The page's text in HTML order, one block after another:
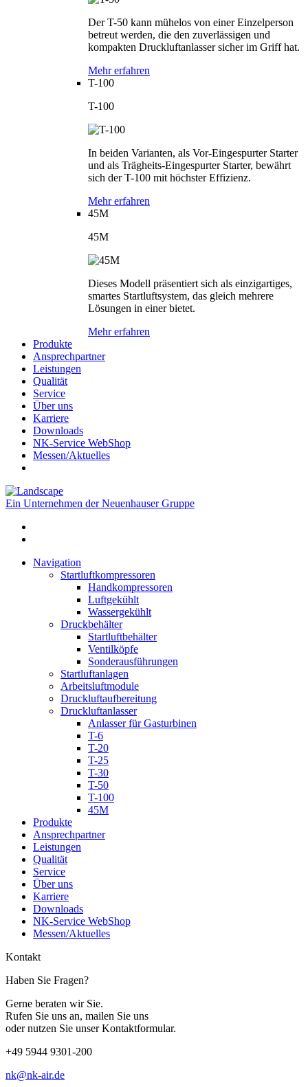
Der T-50 kann mühelos von einer Einzelperson
betreut werden, die den zuverlässigen und
kompakten Druckluftanlasser sicher im Griff hat.
Mehr erfahren
T-100
T-100
In beiden Varianten, als Vor-Eingespurter Starter
und als Trägheits-Eingespurter Starter, bewährt
sich der T-100 mit höchster Effizienz.
Mehr erfahren
45M
45M
Dieses Modell präsentiert sich als einzigartiges,
smartes Startluftsystem, das gleich mehrere
Lösungen in einer bietet.
Mehr erfahren
Produkte
Ansprechpartner
Leistungen
Qualität
Service
Über uns
Karriere
Downloads
NK-Service WebShop
Messen/Aktuelles
Ein Unternehmen der Neuenhauser Gruppe
Navigation
Startluftkompressoren
Handkompressoren
Luftgekühlt
Wassergekühlt
Druckbehälter
Startluftbehälter
Ventilköpfe
Sonderausführungen
Startluftanlagen
Arbeitsluftmodule
Druckluftaufbereitung
Druckluftanlasser
Anlasser für Gasturbinen
T-6
T-20
T-25
T-30
T-50
T-100
45M
Produkte
Ansprechpartner
Leistungen
Qualität
Service
Über uns
Karriere
Downloads
NK-Service WebShop
Messen/Aktuelles
Kontakt
Haben Sie Fragen?
Gerne beraten wir Sie.
Rufen Sie uns an, mailen Sie uns
oder nutzen Sie unser Kontaktformular.
+49 5944 9301-200
nk@nk-air.de